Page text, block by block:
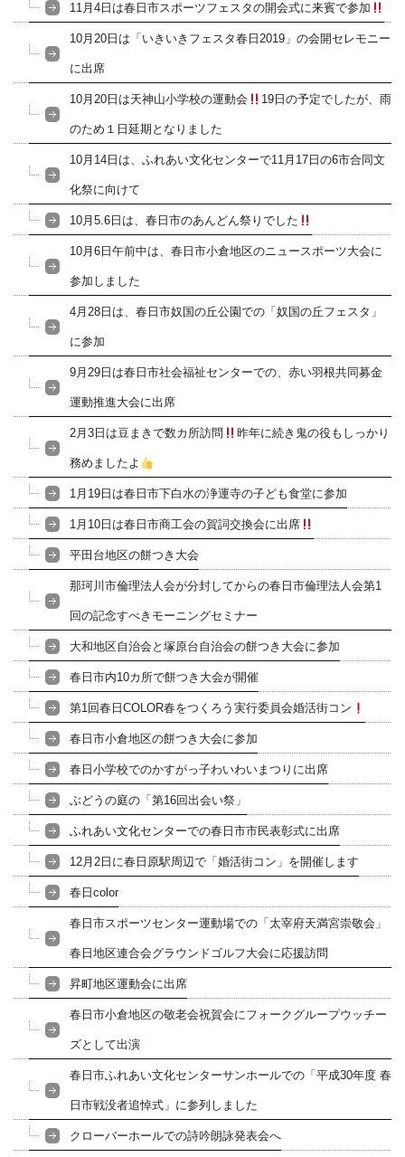
11月4日は春日市スポーツフェスタの開会式に来賓で参加
10月20日は「いきいきフェスタ春日2019」の会開セレモニー
に出席
10月20日は天神山小学校の運動会 19日の予定でしたが、雨
のため１日延期となりました
10月14日は、ふれあい文化センターで11月17日の6市合同文
化祭に向けて
10月5.6日は、春日市のあんどん祭りでした
10月6日午前中は、春日市小倉地区のニュースポーツ大会に
参加しました
4月28日は、春日市奴国の丘公園での「奴国の丘フェスタ」
に参加
9月29日は春日市社会福祉センターでの、赤い羽根共同募金
運動推進大会に出席
2月3日は豆まきで数カ所訪問 昨年に続き鬼の役もしっかり
務めましたよ
1月19日は春日市下白水の浄運寺の子ども食堂に参加
1月10日は春日市商工会の賀詞交換会に出席
平田台地区の餅つき大会
那珂川市倫理法人会が分封してからの春日市倫理法人会第1
回の記念すべきモーニングセミナー
大和地区自治会と塚原台自治会の餅つき大会に参加
春日市内10カ所で餅つき大会が開催
第1回春日COLOR春をつくろう実行委員会婚活街コン
春日市小倉地区の餅つき大会に参加
春日小学校でのかすがっ子わいわいまつりに出席
ぶどうの庭の「第16回出会い祭」
ふれあい文化センターでの春日市市民表彰式に出席
12月2日に春日原駅周辺で「婚活街コン」を開催します
春日color
春日市スポーツセンター運動場での「太宰府天満宮崇敬会」
春日地区連合会グラウンドゴルフ大会に応援訪問
昇町地区運動会に出席
春日市小倉地区の敬老会祝賀会にフォークグループウッチー
ズとして出演
春日市ふれあい文化センターサンホールでの「平成30年度 春
日市戦没者追悼式」に参列しました
クローバーホールでの詩吟朗詠発表会へ